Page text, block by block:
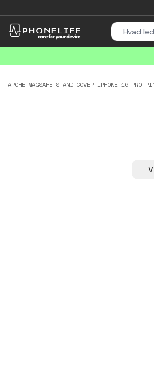
ARCHE MAGSAFE STAND COVER IPHONE 16 PRO